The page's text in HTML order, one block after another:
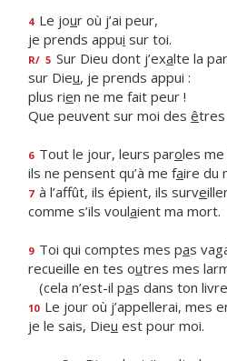
4 Le jour où j’ai peur,
je prends appui sur toi.
R/ 5 Sur Dieu dont j’exalte la
sur Dieu, je prends appui :
plus rien ne me fait peur !
Que peuvent sur moi des êtres
6 Tout le jour, leurs paroles
ils ne pensent qu’à me faire du
7 à l’affût, ils épient, ils surve
comme s’ils voulaient ma mort.
9 Toi qui comptes mes pas
recueille en tes outres mes
(cela n’est-il pas dans ton
10 Le jour où j’appellerai, mes
je le sais, Dieu est pour moi.